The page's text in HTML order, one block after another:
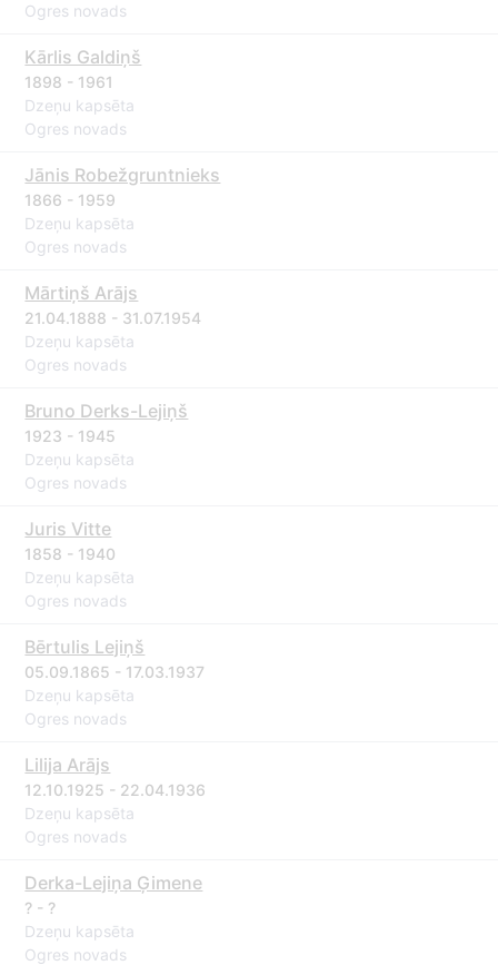
Ogres novads
Kārlis Galdiņš
1898 - 1961
Dzeņu kapsēta
Ogres novads
Jānis Robežgruntnieks
1866 - 1959
Dzeņu kapsēta
Ogres novads
Mārtiņš Arājs
21.04.1888 - 31.07.1954
Dzeņu kapsēta
Ogres novads
Bruno Derks-Lejiņš
1923 - 1945
Dzeņu kapsēta
Ogres novads
Juris Vitte
1858 - 1940
Dzeņu kapsēta
Ogres novads
Bērtulis Lejiņš
05.09.1865 - 17.03.1937
Dzeņu kapsēta
Ogres novads
Lilija Arājs
12.10.1925 - 22.04.1936
Dzeņu kapsēta
Ogres novads
Derka-Lejiņa Ģimene
? - ?
Dzeņu kapsēta
Ogres novads